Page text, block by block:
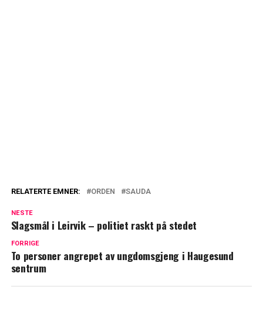
RELATERTE EMNER: ORDEN SAUDA
NESTE
Slagsmål i Leirvik – politiet raskt på stedet
FORRIGE
To personer angrepet av ungdomsgjeng i Haugesund
sentrum